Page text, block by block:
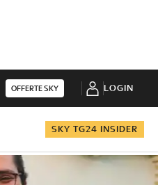
OFFERTE SKY LOGIN
SKY TG24 INSIDER